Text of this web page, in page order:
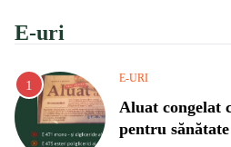
E-uri
E-URI
Aluat congelat
pentru sănătate